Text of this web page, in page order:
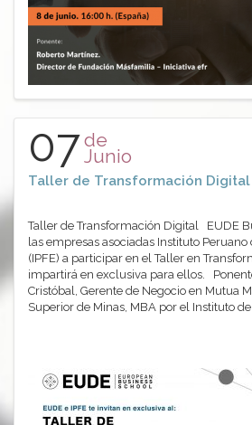
07de
Junio
Taller de Transformación Digital
Taller de Transformación Digital EUDE
las empresas asociadas Instituto
(IPFE) a participar en el Taller en
impartirá en exclusiva para ellos.
Cristóbal, Gerente de Negocio en Mutua
Superior de Minas, MBA por el Instituto de